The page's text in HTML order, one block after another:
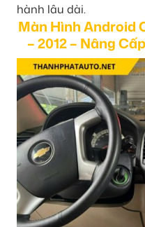
hành lâu dài.
Màn Hình Android
– 2012 – Nâng